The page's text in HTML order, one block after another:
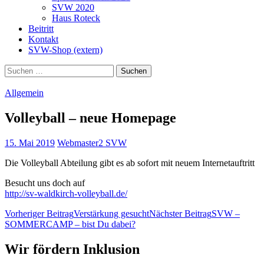
SVW 2020
Haus Roteck
Beitritt
Kontakt
SVW-Shop (extern)
Suchen
nach:
Allgemein
Volleyball – neue Homepage
15. Mai 2019 Webmaster2 SVW
Die Volleyball Abteilung gibt es ab sofort mit neuem Internetauftritt
Besucht uns doch auf
http://sv-waldkirch-volleyball.de/
Beitragsnavigation
Vorheriger BeitragVerstärkung gesuchtNächster BeitragSVW –
SOMMERCAMP – bist Du dabei?
Wir fördern Inklusion